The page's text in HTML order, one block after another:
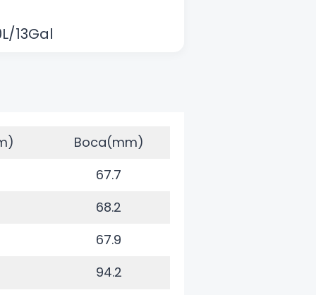
13Gal
Boca(mm)
67.7
68.2
67.9
94.2